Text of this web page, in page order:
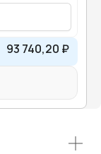
93 740,20 ₽